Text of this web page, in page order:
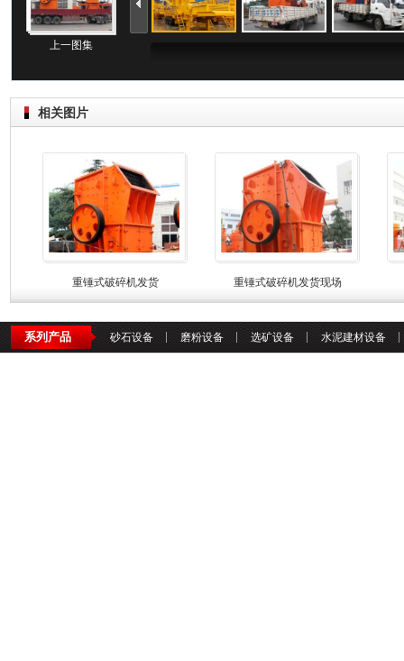
上一图集
相关图片
重锤式破碎机发货 重锤式破碎机发货现场
系列产品 砂石设备 磨粉设备 选矿设备 水泥建材设备